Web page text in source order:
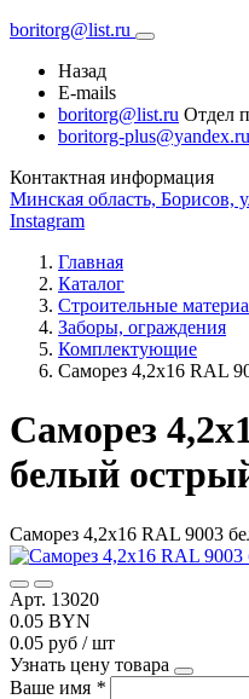
boritorg@list.ru
Назад
E-mails
boritorg@list.ru Отдел
boritorg-plus@yandex.ru
Контактная информация
Минская область, Борисов,
Instagram
Главная
Каталог
Строительные
Заборы, ограждения
Комплектующие
Саморез 4,2х16 RAL
Саморез
белый
Саморез 4,2х16 RAL 9003
Арт. 13020
0.05 BYN
0.05 руб / шт
Узнать цену товара
Ваше имя *